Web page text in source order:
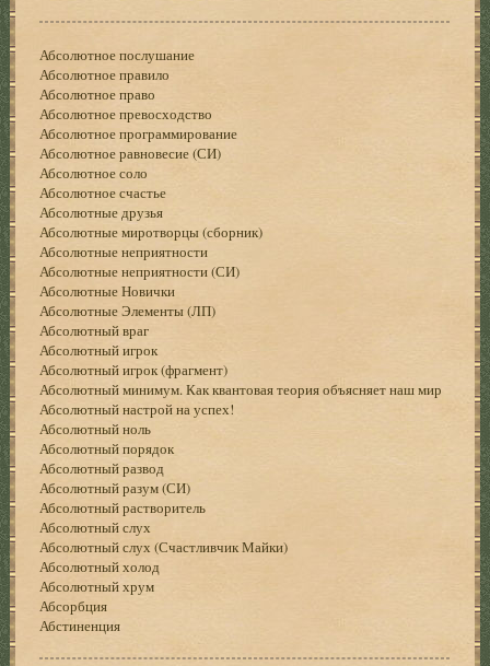
Абсолютное послушание
Абсолютное правило
Абсолютное право
Абсолютное превосходство
Абсолютное программирование
Абсолютное равновесие (СИ)
Абсолютное соло
Абсолютное счастье
Абсолютные друзья
Абсолютные миротворцы (сборник)
Абсолютные неприятности
Абсолютные неприятности (СИ)
Абсолютные Новички
Абсолютные Элементы (ЛП)
Абсолютный враг
Абсолютный игрок
Абсолютный игрок (фрагмент)
Абсолютный минимум. Как квантовая теория объясняет наш мир
Абсолютный настрой на успех!
Абсолютный ноль
Абсолютный порядок
Абсолютный развод
Абсолютный разум (СИ)
Абсолютный растворитель
Абсолютный слух
Абсолютный слух (Счастливчик Майки)
Абсолютный холод
Абсолютный хрум
Абсорбция
Абстиненция